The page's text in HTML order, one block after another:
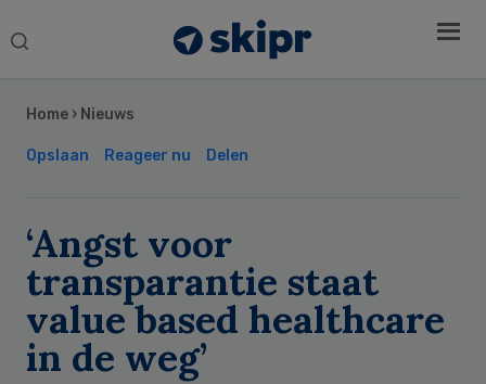
Search
Home › Nieuws
Opslaan Reageer nu Delen
‘Angst voor
transparantie staat
value based healthcare
in de weg’
Sidebar